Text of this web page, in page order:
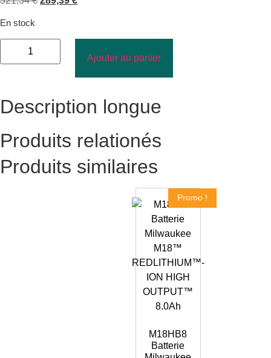
En stock
Ajouter au panier
Description longue
Produits relationés
Produits similaires
Promo !
M18HB8
Batterie